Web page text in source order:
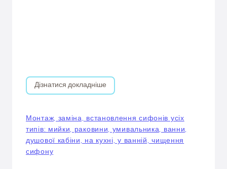
Дізнатися докладніше
Монтаж, заміна, встановлення сифонів усіх
типів: мийки, раковини, умивальника, ванни,
душової кабіни, на кухні, у ванній, чищення
сифону